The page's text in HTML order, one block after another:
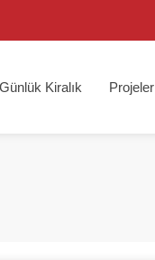
Günlük Kiralık Projeler